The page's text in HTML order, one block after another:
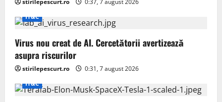
IT&C
Virus nou creat de AI. Cercetătorii avertizează
asupra riscurilor
stirilepescurt.ro
0:31, 7 august 2026
IT&C